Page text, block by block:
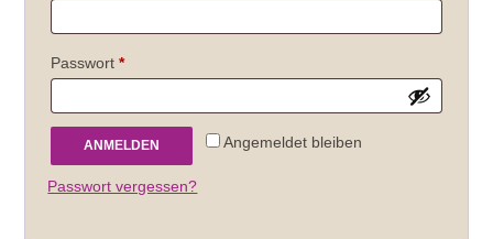
Passwort*Erforderlich
Angemeldet bleiben
ANMELDEN
Passwort vergessen?